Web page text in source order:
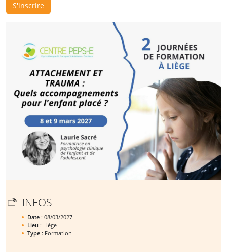
INFOS
Date: 08/03/2027
Lieu : Liège
Type: Formation
S'inscrire